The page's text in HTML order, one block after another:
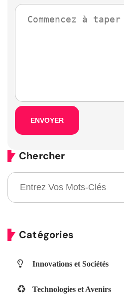
Chercher
Catégories
Innovations et Sociétés
Technologies et Avenirs